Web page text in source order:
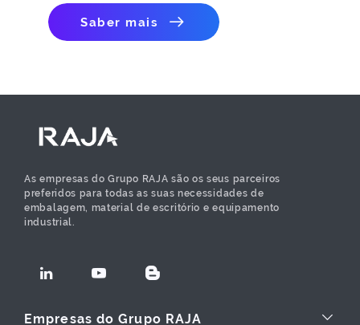
Saber mais
As empresas do Grupo RAJA são os seus parceiros
preferidos para todas as suas necessidades de
embalagem, material de escritório e equipamento
industrial.
Empresas do Grupo RAJA